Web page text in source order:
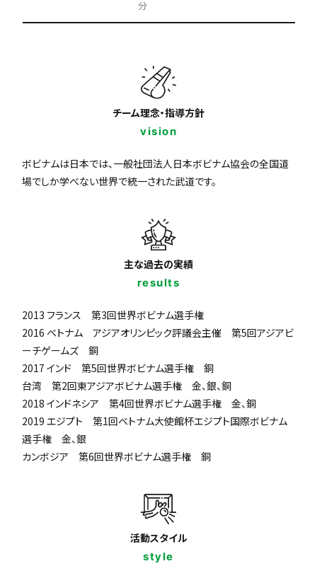
分
チーム理念・指導方針
vision
ボビナムは日本では、一般社団法人日本ボビナム協会の全国道
場でしか学べない世界で統一された武道です。
主な過去の実績
results
2013 フランス 第3回世界ボビナム選手権
2016 ベトナム アジアオリンピック評議会主催 第5回アジアビ
ーチゲームズ 銅
2017 インド 第5回世界ボビナム選手権 銅
台湾 第2回東アジアボビナム選手権 金、銀、銅
2018 インドネシア 第4回世界ボビナム選手権 金、銅
2019 エジプト 第1回ベトナム大使館杯エジプト国際ボビナム
選手権 金、銀
カンボジア 第6回世界ボビナム選手権 銅
活動スタイル
style